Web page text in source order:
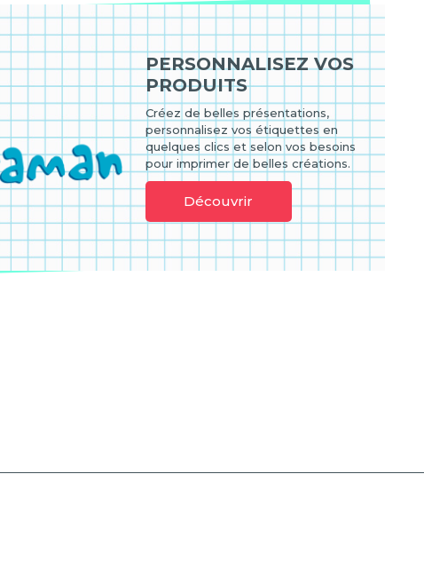
PERSONNALISEZ VOS
PRODUITS
Créez de belles présentations,
personnalisez vos étiquettes en
quelques clics et selon vos besoins
pour imprimer de belles créations.
Découvrir